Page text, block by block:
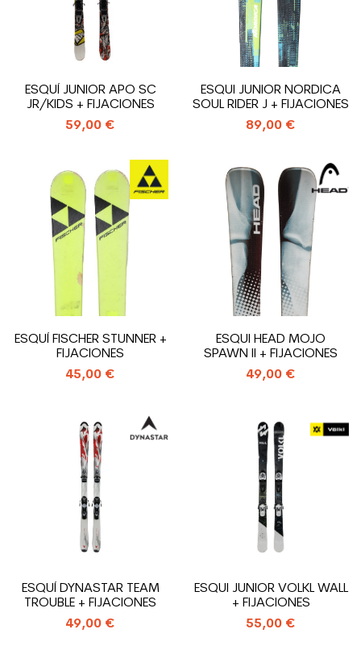
ESQUÍ JUNIOR APO SC
JR/KIDS + FIJACIONES
59,00 €
ESQUI JUNIOR NORDICA
SOUL RIDER J + FIJACIONES
89,00 €
ESQUÍ FISCHER STUNNER +
FIJACIONES
45,00 €
ESQUI HEAD MOJO
SPAWN II + FIJACIONES
49,00 €
ESQUÍ DYNASTAR TEAM
TROUBLE + FIJACIONES
49,00 €
ESQUI JUNIOR VOLKL WALL
+ FIJACIONES
55,00 €